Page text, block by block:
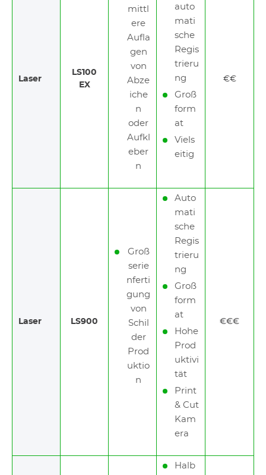
Laser
LS100
EX
mittl
ere
Aufla
gen
von
Abze
iche
n
oder
Aufkl
eber
n
auto
mati
sche
Regis
trieru
ng
Groß
form
at
Viels
eitig
€€
Laser LS900
Groß
serie
nferti
gung
von
Schil
der
Prod
uktio
n
Auto
mati
sche
Regis
trieru
ng
Groß
form
at
Hohe
Prod
uktivi
tät
Print
& Cut
Kam
era
€€€
Halb